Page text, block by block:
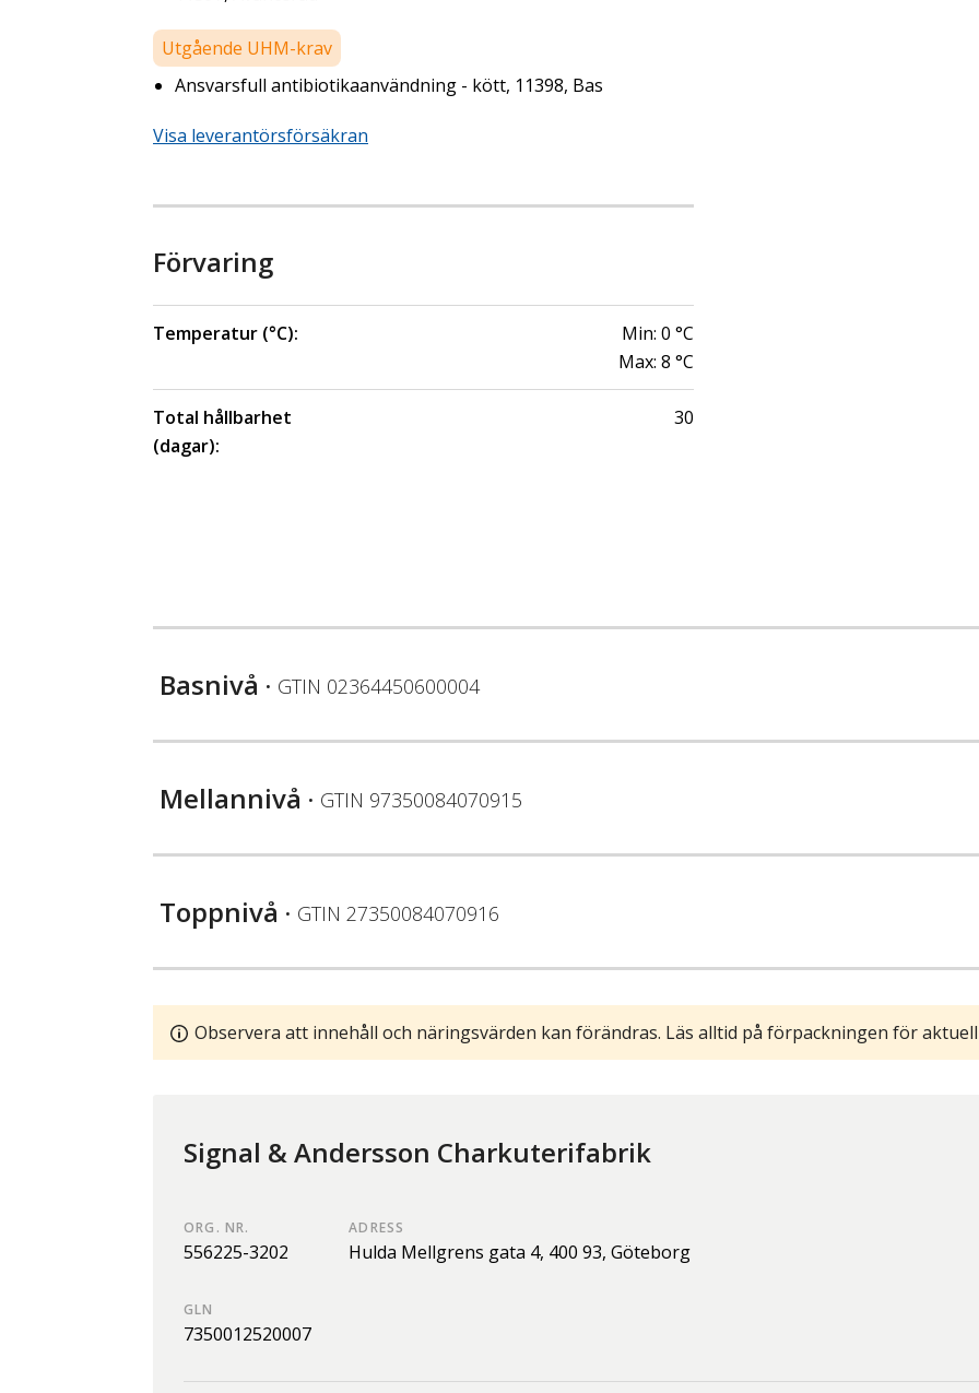
Utgående UHM-krav
Ansvarsfull antibiotikaanvändning - kött, 11398, Bas
Visa leverantörsförsäkran
Förvaring
Temperatur (°C): Min: 0 °C
Max: 8 °C
Total hållbarhet
(dagar):
30
Basnivå • GTIN 02364450600004
Mellannivå • GTIN 97350084070915
Toppnivå • GTIN 27350084070916
Observera att innehåll och näringsvärden kan förändras. Läs alltid på förpackningen för
Signal & Andersson Charkuterifabrik
ORG. NR.
556225-3202
GLN
7350012520007
ADRESS
Hulda Mellgrens gata 4, 400 93,Göteborg